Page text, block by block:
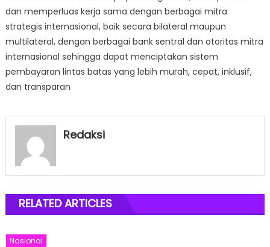
dan memperluas kerja sama dengan berbagai mitra
strategis internasional, baik secara bilateral maupun
multilateral, dengan berbagai bank sentral dan otoritas mitra
internasional sehingga dapat menciptakan sistem
pembayaran lintas batas yang lebih murah, cepat, inklusif,
dan transparan
Redaksi
RELATED ARTICLES
Nasional